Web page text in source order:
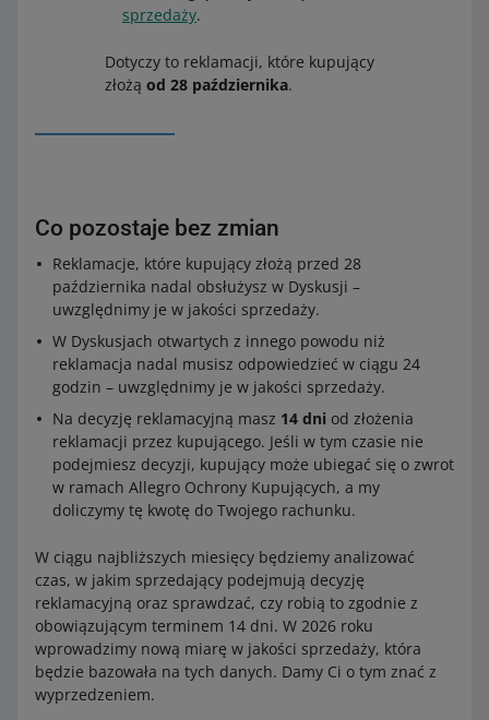
sprzedaży.
Dotyczy to reklamacji, które kupujący
złożą od 28 października.
Co pozostaje bez zmian
Reklamacje, które kupujący złożą przed 28
października nadal obsłużysz w Dyskusji –
uwzględnimy je w jakości sprzedaży.
W Dyskusjach otwartych z innego powodu niż
reklamacja nadal musisz odpowiedzieć w ciągu 24
godzin – uwzględnimy je w jakości sprzedaży.
Na decyzję reklamacyjną masz 14 dni od złożenia
reklamacji przez kupującego. Jeśli w tym czasie nie
podejmiesz decyzji, kupujący może ubiegać się o zwrot
w ramach Allegro Ochrony Kupujących, a my
doliczymy tę kwotę do Twojego rachunku.
W ciągu najbliższych miesięcy będziemy analizować
czas, w jakim sprzedający podejmują decyzję
reklamacyjną oraz sprawdzać, czy robią to zgodnie z
obowiązującym terminem 14 dni. W 2026 roku
wprowadzimy nową miarę w jakości sprzedaży, która
będzie bazowała na tych danych. Damy Ci o tym znać z
wyprzedzeniem.